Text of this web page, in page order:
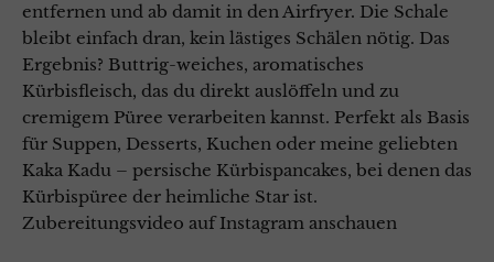
entfernen und ab damit in den Airfryer. Die Schale
bleibt einfach dran, kein lästiges Schälen nötig. Das
Ergebnis? Buttrig-weiches, aromatisches
Kürbisfleisch, das du direkt auslöffeln und zu
cremigem Püree verarbeiten kannst. Perfekt als Basis
für Suppen, Desserts, Kuchen oder meine geliebten
Kaka Kadu – persische Kürbispancakes, bei denen das
Kürbispüree der heimliche Star ist.
Zubereitungsvideo auf Instagram anschauen